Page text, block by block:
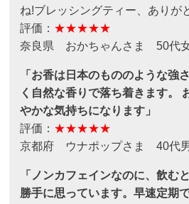
ね!ブレッシングティー、ありが
評価： ★★★★★
奈良県 おかちゃんさま 50代女
「お香は日本のもののような強
く自然な香りで落ち着きます。
やかな気持ちになります」
評価： ★★★★★
京都府 ウナポップさま 40代男
「ノンカフェインなのに、飲む
勝手に思っています。早速定期